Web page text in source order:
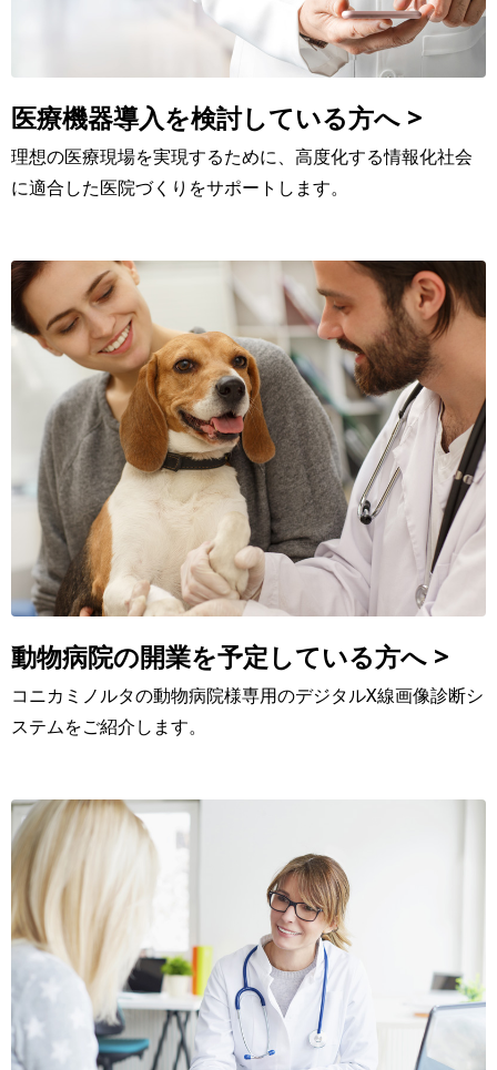
医療機器導入を検討している方へ >
理想の医療現場を実現するために、高度化する情報化社会
に適合した医院づくりをサポートします。
動物病院の開業を予定している方へ >
コニカミノルタの動物病院様専用のデジタルX線画像診断シ
ステムをご紹介します。